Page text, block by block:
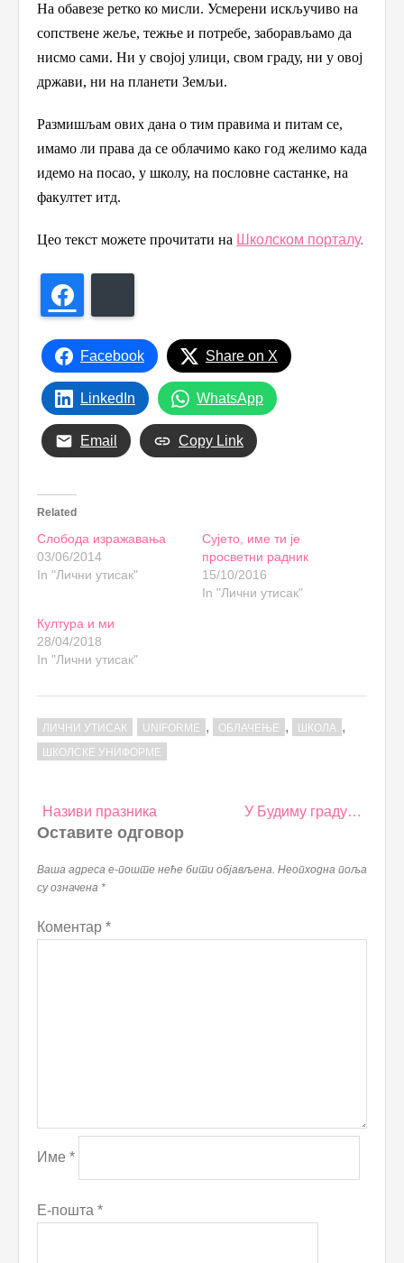
На обавезе ретко ко мисли. Усмерени искључиво на
сопствене жеље, тежње и потребе, заборављамо да
нисмо сами. Ни у својој улици, свом граду, ни у овој
држави, ни на планети Земљи.
Размишљам ових дана о тим правима и питам се,
имамо ли права да се облачимо како год желимо када
идемо на посао, у школу, на пословне састанке, на
факултет итд.
Цео текст можете прочитати на Школском порталу.
Facebook Share on X
LinkedIn WhatsApp
Email Copy Link
Related
Слобода изражавања
03/06/2014
In "Лични утисак"
Сујето, име ти је
просветни радник
15/10/2016
In "Лични утисак"
Култура и ми
28/04/2018
In "Лични утисак"
ЛИЧНИ УТИСАК UNIFORME , ОБЛАЧЕЊЕ , ШКОЛА ,
ШКОЛСКЕ УНИФОРМЕ
Post
navigation
Називи празника У Будиму граду…
Оставите одговор
Ваша адреса е-поште неће бити објављена. Неопходна поља
су означена *
Коментар *
Име *
Е-пошта *